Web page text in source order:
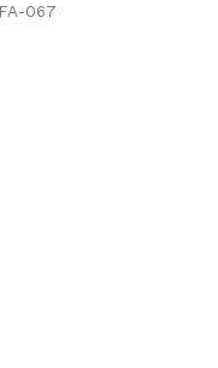
FA-067